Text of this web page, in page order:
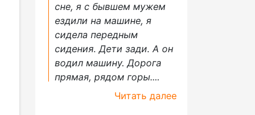
сне, я с бывшем мужем
ездили на машине, я
сидела передным
сидения. Дети зади. А он
водил машину. Дорога
прямая, рядом горы....
Читать далее